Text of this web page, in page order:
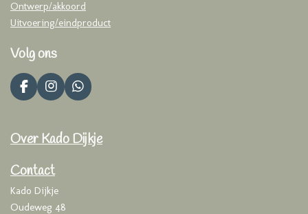
Ontwerp/akkoord
Uitvoering/eindproduct
Volg ons
F
a
b
o
k
I
n
a
r
a
m
W
h
s
Over Kado Dijkje
Contact
Kado Dijkje
Oudeweg 48